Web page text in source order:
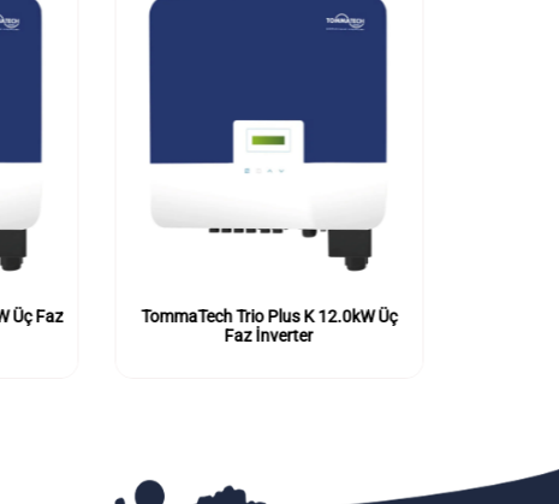
Üç Faz
TommaTech Trio Plus K 12.0kW Üç
Faz İnverter